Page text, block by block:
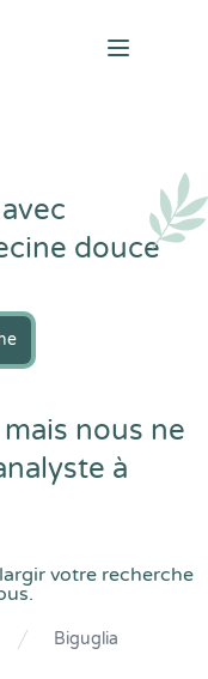
Open
douce
nous ne
à
votre recherche
Biguglia